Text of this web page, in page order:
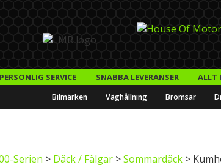
PERSONLIG SERVICE SNABBA LEVERANSER ALLT
Bilmärken Väghållning Bromsar
Serien > Däck / Fälgar >Sommardäck >